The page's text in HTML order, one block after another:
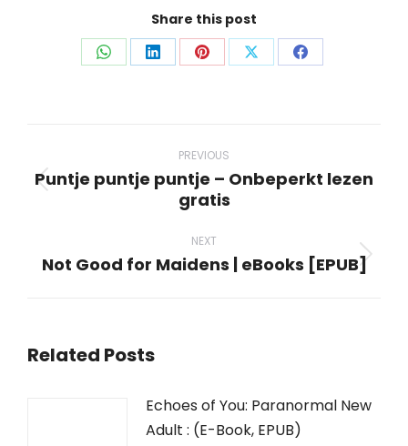
Share this post
Share Share Share Share Share
navigation
PREVIOUS
Previous
Puntje puntje puntje – Onbeperkt lezen
gratis
NEXT
Next
Not Good for Maidens | eBooks [EPUB]
Related Posts
Echoes of You: Paranormal New
Adult : (E-Book, EPUB)